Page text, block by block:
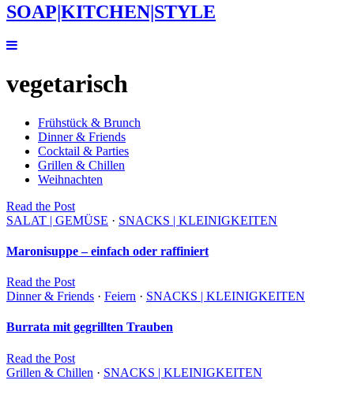
SOAP|KITCHEN|STYLE
vegetarisch
Frühstück & Brunch
Dinner & Friends
Cocktail & Parties
Grillen & Chillen
Weihnachten
Read the Post
SALAT | GEMÜSE · SNACKS | KLEINIGKEITEN
Maronisuppe – einfach oder raffiniert
Read the Post
Dinner & Friends · Feiern · SNACKS | KLEINIGKEITEN
Burrata mit gegrillten Trauben
Read the Post
Grillen & Chillen · SNACKS | KLEINIGKEITEN